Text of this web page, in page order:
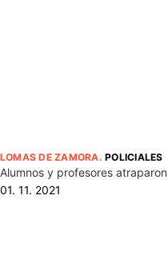
LOMAS DE ZAMORA.POLICIALES
Alumnos y profesores
01. 11. 2021